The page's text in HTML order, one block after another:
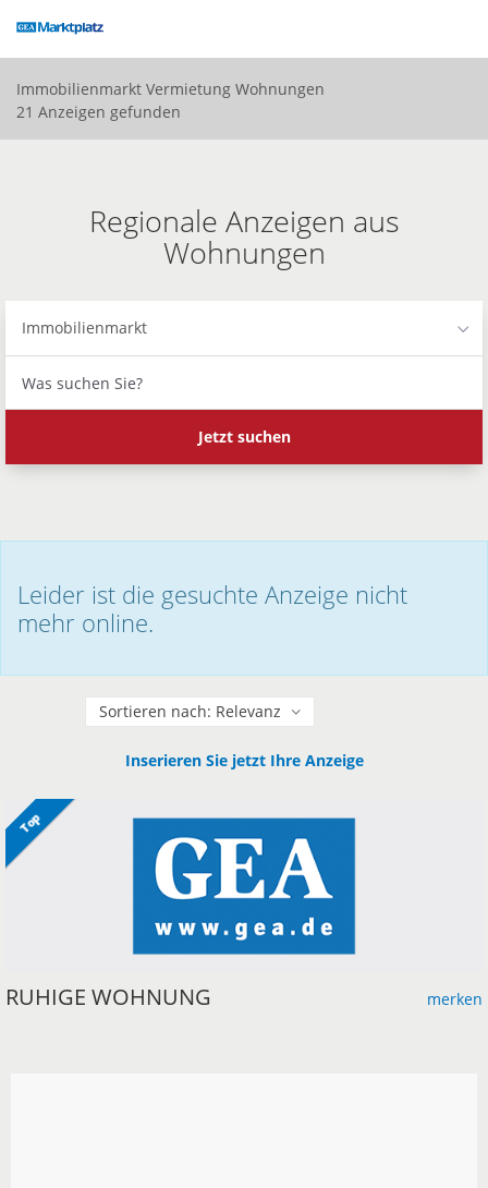
Modus
aktivieren
zur
Navigation
Immobilienmarkt Vermietung Wohnungen
21 Anzeigen gefunden
Regionale Anzeigen aus
Wohnungen
Immobilienmarkt
suchen
Sie?
Jetzt suchen
Leider ist die gesuchte Anzeige nicht
mehr online.
Sortieren
Inserieren Sie jetzt Ihre Anzeige
RUHIGE WOHNUNG merken
Top